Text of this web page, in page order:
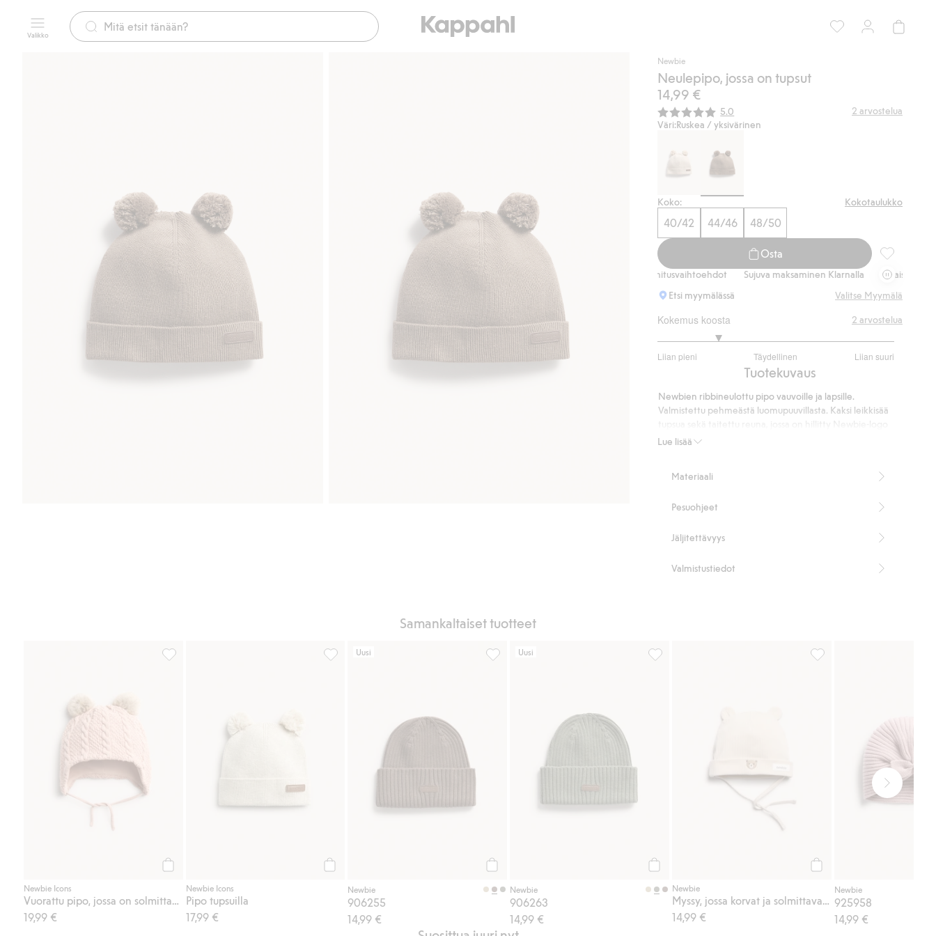
Valikko
Newbie
Neulepipo, jossa on tupsut
14,99 €
Keskimääräinen luokitus:
5.0 2 arvostelua
Väri:Ruskea / yksivärinen
Koko: Kokotaulukko
40/42 44/46 48/50
Osta
Neulepipo,
Sujuva maksaminen Klarnalla Ilmaiset toimitusvaihtoehdot Sujuva maksaminen Klarnalla
Ilmaiset
Etsi myymälässä
Valitse Myymälä
Kokemus koosta
Liian pieni Täydellinen Liian suuri
/
ääneen
2 arvostelua
Tuotekuvaus
Lue lisää
Newbien ribbineulottu pipo vauvoille ja lapsille.
Valmistettu pehmeästä luomupuuvillasta. Kaksi leikkisää
edessä. Joustava materiaali tekee piposta mukavan
Tuotenumero
Materiaali
Pesuohjeet
Jäljitettävyys
Valmistustiedot
Samankaltaiset tuotteet
Newbie Icons
Vuorattu pipo, jossa on solmittavat nauhat
19,99 €
Newbie Icons
Pipo tupsuilla
17,99 €
Uusi
Newbie
906255
14,99 €
Uusi
Newbie
906263
14,99 €
Newbie
Myssy, jossa korvat ja solmittavat nauhat
14,99 €
Newbie
925958
14,99 €